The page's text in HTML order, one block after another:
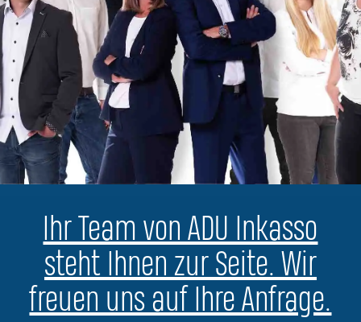
Ihr Team von ADU Inkasso
steht Ihnen zur Seite. Wir
freuen uns auf Ihre Anfrage.